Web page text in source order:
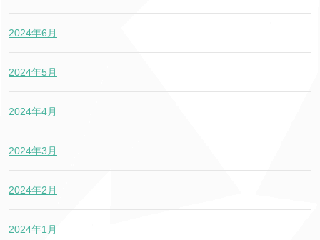
2024年6月
2024年5月
2024年4月
2024年3月
2024年2月
2024年1月